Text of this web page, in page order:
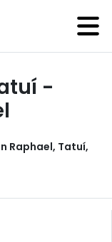
-
Raphael, Tatuí,